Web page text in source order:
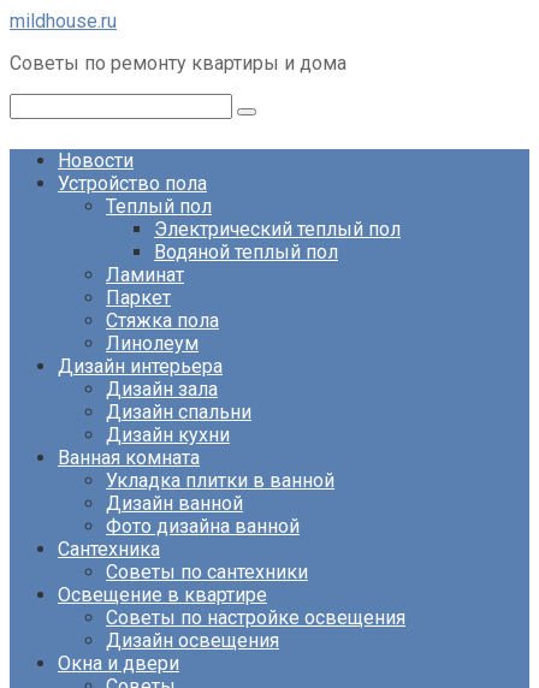
Перейти
контенту
mildhouse.ru
Советы по ремонту квартиры и дома
Новости
Устройство пола
Теплый пол
Электрический теплый пол
Водяной теплый пол
Ламинат
Паркет
Стяжка пола
Линолеум
Дизайн интерьера
Дизайн зала
Дизайн спальни
Дизайн кухни
Ванная комната
Укладка плитки в ванной
Дизайн ванной
Фото дизайна ванной
Сантехника
Советы по сантехники
Освещение в квартире
Советы по настройке освещения
Дизайн освещения
Окна и двери